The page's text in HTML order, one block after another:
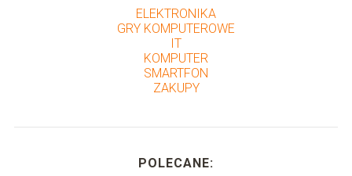
ELEKTRONIKA
GRY KOMPUTEROWE
IT
KOMPUTER
SMARTFON
ZAKUPY
POLECANE: